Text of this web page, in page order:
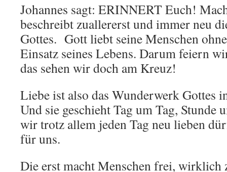
Johannes sagt: ERINNERT Euch!
beschreibt zuallererst und immer neu
Gottes. Gott liebt seine Menschen
Einsatz seines Lebens. Darum feiern
das sehen wir doch am Kreuz!
Liebe ist also das Wunderwerk Gottes
Und sie geschieht Tag um Tag, Stunde
wir trotz allem jeden Tag neu lieben
für uns.
Die erst macht Menschen frei, wirklich